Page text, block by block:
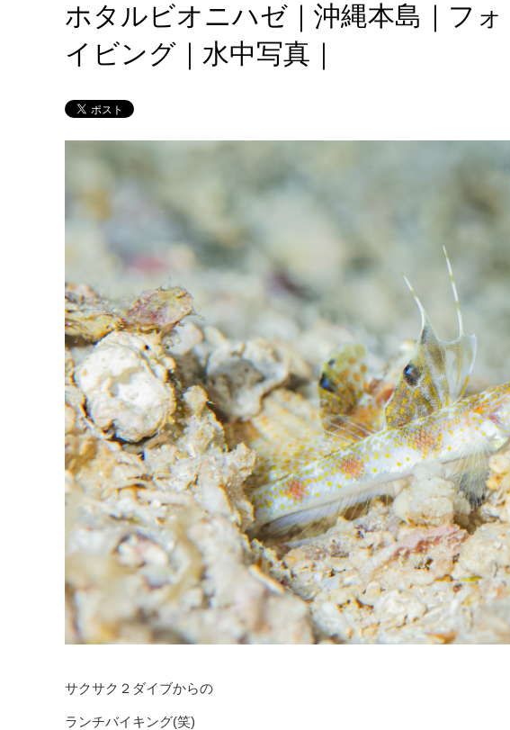
ホタルビオニハゼ｜沖縄本島｜フ
イビング｜水中写真｜
サクサク２ダイブからの
ランチバイキング(笑)